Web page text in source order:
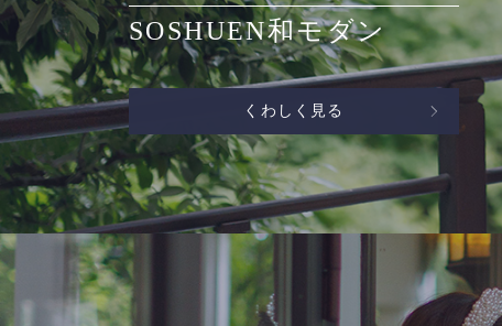
SOSHUEN和モダン
くわしく見る